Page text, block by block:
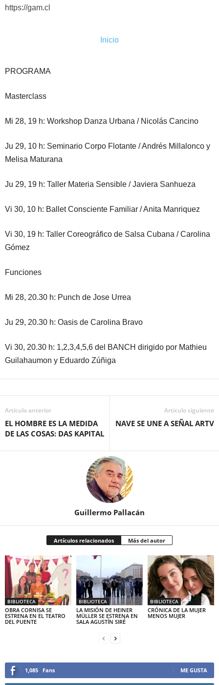
https://gam.cl
Inicio
PROGRAMA
Masterclass
Mi 28, 19 h: Workshop Danza Urbana / Nicolás Cancino
Ju 29, 10 h: Seminario Corpo Flotante / Andrés Millalonco y
Melisa Maturana
Ju 29, 19 h: Taller Materia Sensible / Javiera Sanhueza
Vi 30, 10 h: Ballet Consciente Familiar / Anita Manriquez
Vi 30, 19 h: Taller Coreográfico de Salsa Cubana / Carolina
Gómez
Funciones
Mi 28, 20.30 h: Punch de Jose Urrea
Ju 29, 20.30 h: Oasis de Carolina Bravo
Vi 30, 20.30 h: 1,2,3,4,5,6 del BANCH dirigido por Mathieu
Guilahaumon y Eduardo Zúñiga
Artículo anterior
EL HOMBRE ES LA MEDIDA
DE LAS COSAS: DAS KAPITAL
Artículo siguiente
NAVE SE UNE A SEÑAL ARTV
Guillermo Pallacán
Artículos relacionados Más del autor
BIBLIOTECA
OBRA CORNISA SE
ESTRENA EN EL TEATRO
DEL PUENTE
BIBLIOTECA
LA MISIÓN DE HEINER
MÜLLER SE ESTRENA EN
SALA AGUSTÍN SIRÉ
BIBLIOTECA
CRÓNICA DE LA MUJER
MENOS MUJER
1,085 Fans ME GUSTA